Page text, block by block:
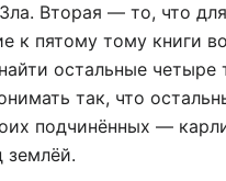
Вторая — то, что
к пятому тому книги
остальные
так, что
подчинённых —
землёй.